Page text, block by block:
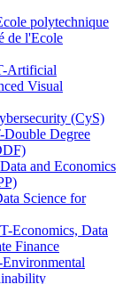
polytechnique
de l'Ecole
Artificial
Visual
(CyS)
Degree
and Economics
Science for
Economics, Data
Finance